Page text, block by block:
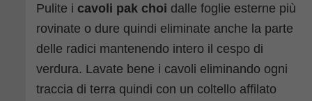
Pulite i cavoli pak choi dalle foglie esterne più
rovinate o dure quindi eliminate anche la parte
delle radici mantenendo intero il cespo di
verdura. Lavate bene i cavoli eliminando ogni
traccia di terra quindi con un coltello affilato